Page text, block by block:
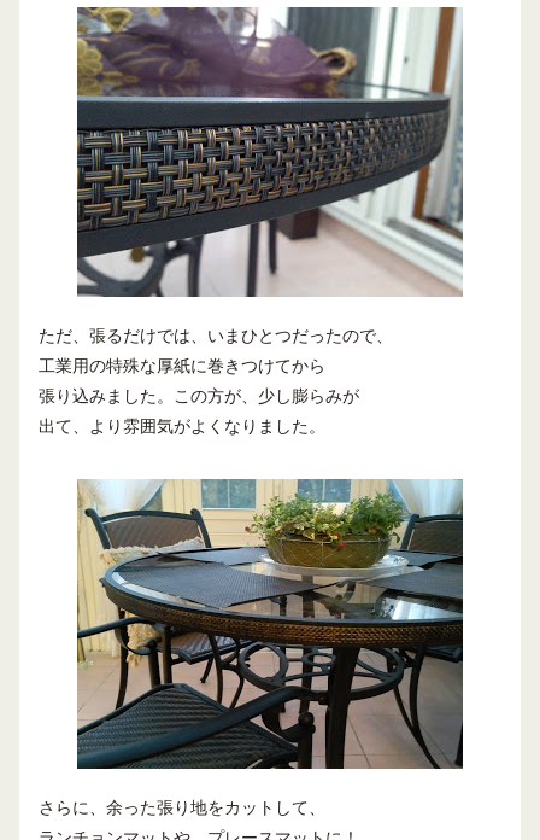
ただ、張るだけでは、いまひとつだったので、
工業用の特殊な厚紙に巻きつけてから
張り込みました。この方が、少し膨らみが
出て、より雰囲気がよくなりました。
さらに、余った張り地をカットして、